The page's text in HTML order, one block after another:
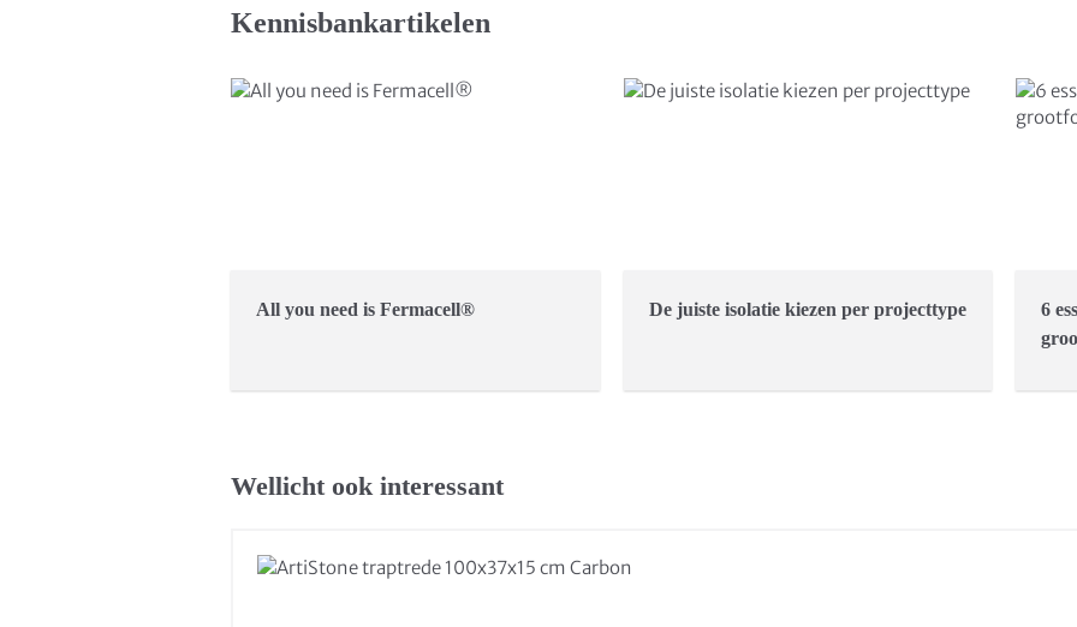
Kennisbankartikelen
All you need is Fermacell® De juiste isolatie kiezen per projecttype
6
Wellicht ook interessant